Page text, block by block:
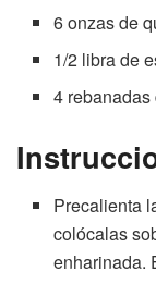
6 onzas de
1/2 libra de
4
Precalienta
colócalas
enharinada.